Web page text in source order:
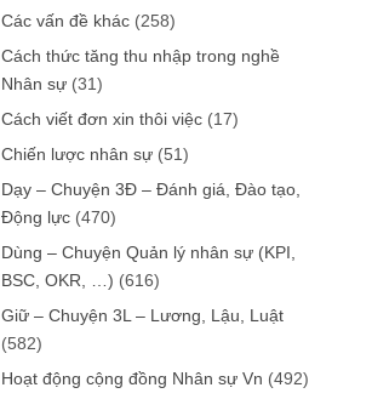
Các vấn đề khác (258)
Cách thức tăng thu nhập trong nghề
Nhân sự (31)
Cách viết đơn xin thôi việc (17)
Chiến lược nhân sự (51)
Dạy – Chuyện 3Đ – Đánh giá, Đào tạo,
Động lực (470)
Dùng – Chuyện Quản lý nhân sự (KPI,
BSC, OKR, …) (616)
Giữ – Chuyện 3L – Lương, Lậu, Luật
(582)
Hoạt động cộng đồng Nhân sự Vn (492)